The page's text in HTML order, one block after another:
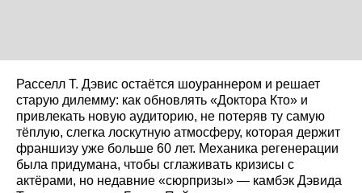
Расселл Т. Дэвис остаётся шоураннером и решает
старую дилемму: как обновлять «Доктора Кто» и
привлекать новую аудиторию, не потеряв ту самую
тёплую, слегка лоскутную атмосферу, которая держит
франшизу уже больше 60 лет. Механика регенерации
была придумана, чтобы сглаживать кризисы с
актёрами, но недавние «сюрпризы» — камбэк Дэвида